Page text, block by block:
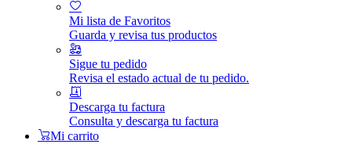
Mi lista de Favoritos
Guarda y revisa tus productos
Sigue tu pedido
Revisa el estado actual de tu pedido.
Descarga tu factura
Consulta y descarga tu factura
Mi carrito